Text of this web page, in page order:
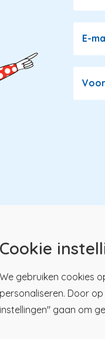
E-
Cookie
We gebruiken cookies
personaliseren. Door
instellingen" gaan om
BK